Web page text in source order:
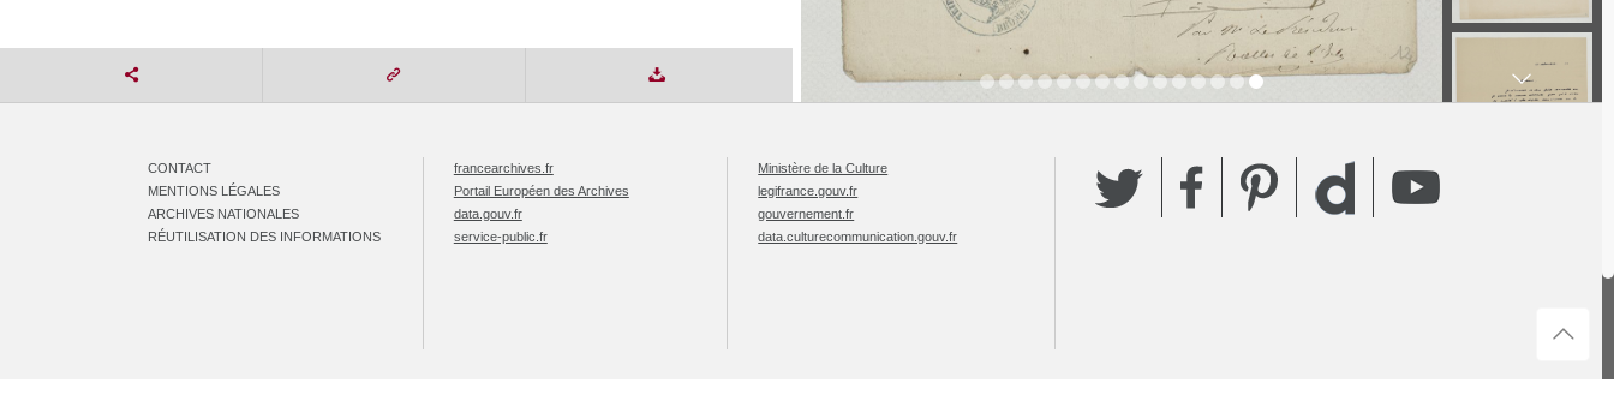
CONTACT
MENTIONS LÉGALES
ARCHIVES NATIONALES
RÉUTILISATION DES INFORMATIONS
francearchives.fr
Portail Européen des Archives
data.gouv.fr
service-public.fr
Ministère de la Culture
legifrance.gouv.fr
gouvernement.fr
data.culturecommunication.gouv.fr